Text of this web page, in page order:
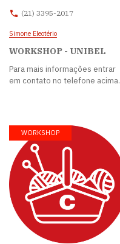
(21) 3395-2017
Simone Eleotério
WORKSHOP - UNIBEL
Para mais informações entrar
em contato no telefone acima.
WORKSHOP